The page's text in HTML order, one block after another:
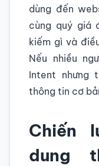
dùng đến
cùng quý giá
kiếm gì và
Nếu nhiều
Intent nhưng
thông tin cơ
Chiến
dung